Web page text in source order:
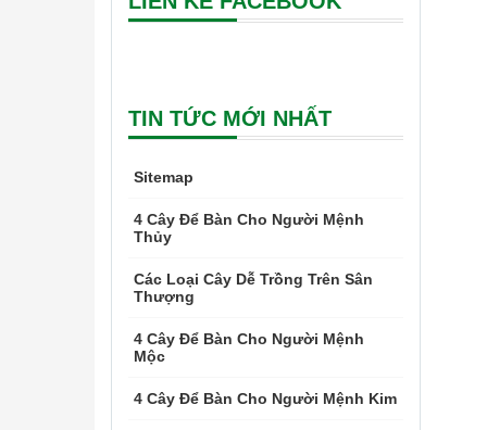
TIN TỨC MỚI NHẤT
Sitemap
4 Cây Để Bàn Cho Người Mệnh
Thủy
Các Loại Cây Dễ Trồng Trên Sân
Thượng
4 Cây Để Bàn Cho Người Mệnh
Mộc
4 Cây Để Bàn Cho Người Mệnh Kim